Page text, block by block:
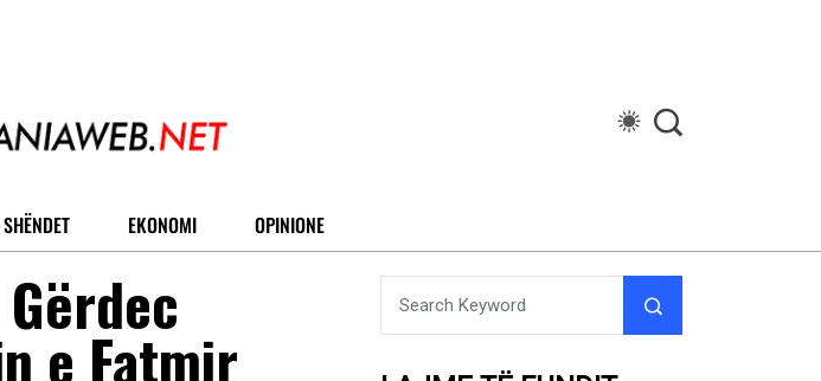
SHËNDET EKONOMI OPINIONE
e Fatmir